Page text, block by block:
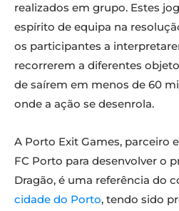
realizados em grupo. Estes
espírito de equipa na
os participantes a
recorrerem a diferentes
de saírem em menos de 60
onde a ação se desenrola.
A Porto Exit Games, parceiro
FC Porto para desenvolver o
Dragão, é uma referência do
cidade do Porto, tendo sido